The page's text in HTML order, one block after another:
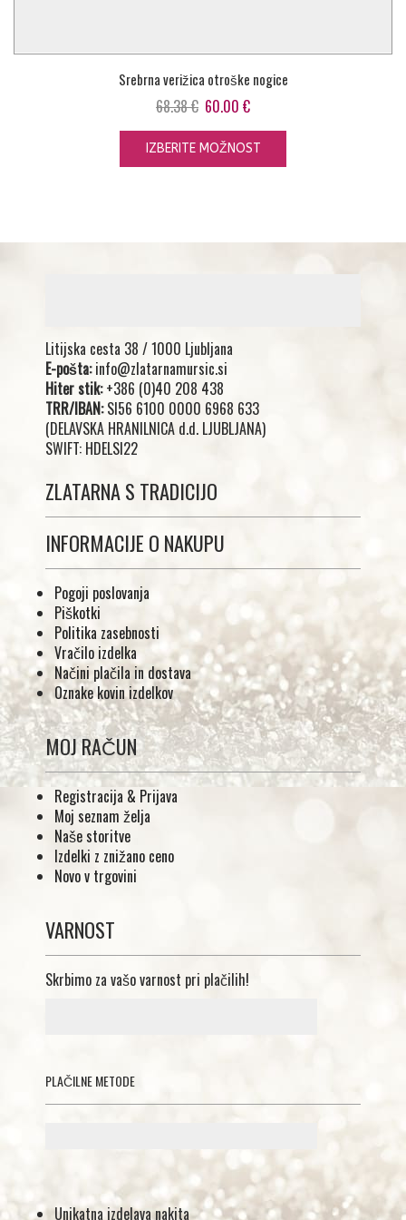
Srebrna verižica otroške nogice
68.38€ Izvirna
cena
je
bila:
60.00 €Trenutna
cena
je:
60.00 €.
IZBERITE MOŽNOST
Litijska cesta 38 / 1000 Ljubljana
E-pošta:info@zlatarnamursic.si
Hiter stik:+386 (0)40 208 438
TRR/IBAN:SI56 6100 0000 6968 633
(DELAVSKA HRANILNICA d.d. LJUBLJANA)
SWIFT: HDELSI22
ZLATARNA S TRADICIJO
INFORMACIJE O NAKUPU
Pogoji poslovanja
Piškotki
Politika zasebnosti
Vračilo izdelka
Načini plačila in dostava
Oznake kovin izdelkov
MOJ RAČUN
Registracija & Prijava
Moj seznam želja
Naše storitve
Izdelki z znižano ceno
Novo v trgovini
VARNOST
Skrbimo za vašo varnost pri plačilih!
PLAČILNE METODE
Unikatna izdelava nakita